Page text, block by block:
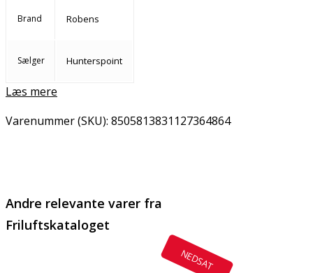
Brand Robens
Sælger Hunterspoint
Læs mere
Varenummer (SKU): 8505813831127364864
Andre relevante varer fra
Friluftskataloget
NEDSAT